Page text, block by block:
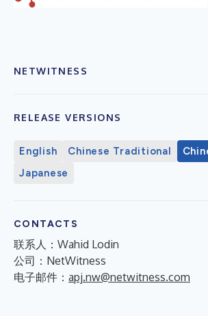
NETWITNESS
RELEASE VERSIONS
English Chinese Traditional
Japanese
CONTACTS
联系人：Wahid Lodin
公司：NetWitness
电子邮件： apj.nw@netwitness.com